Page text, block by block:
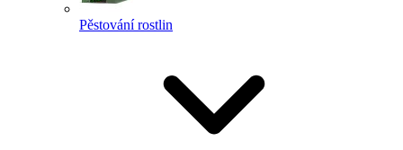
Pěstování rostlin